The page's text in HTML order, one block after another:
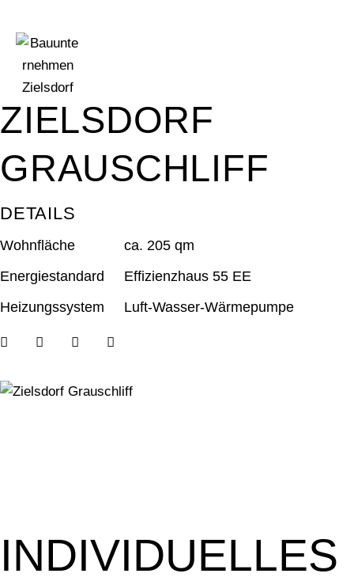
ZIELSDORF
GRAUSCHLIFF
INDIVIDUELLES
DETAILS
Wohnfläche
ca. 205 qm
Energiestandard
Effizienzhaus 55 EE
Heizungssystem
Luft-Wasser-Wärmepumpe